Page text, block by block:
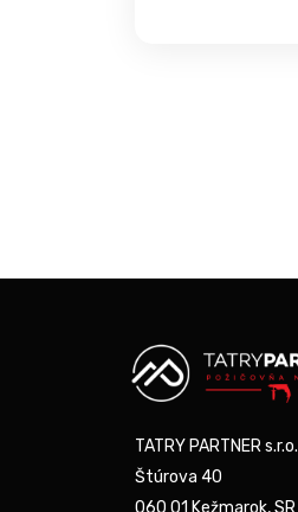
TATRY PARTNER s.r.o.
Štúrova 40
060 01 Kežmarok, SR